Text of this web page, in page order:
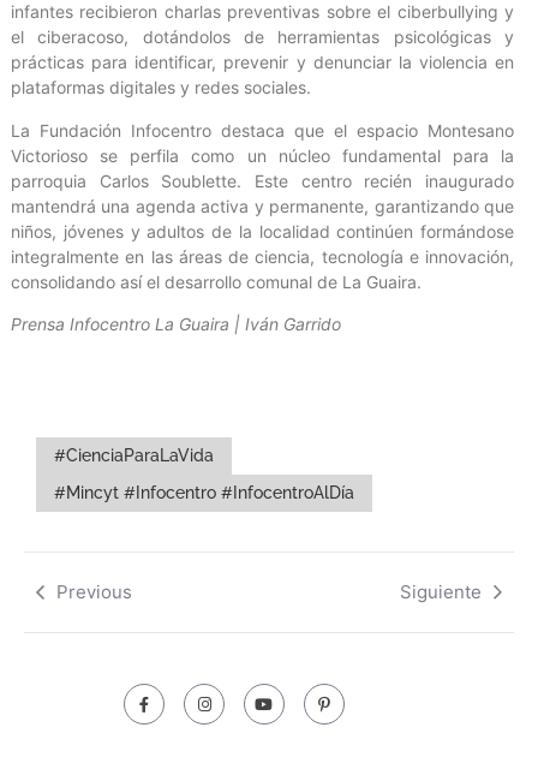
infantes recibieron charlas preventivas sobre el ciberbullying y
el ciberacoso, dotándolos de herramientas psicológicas y
prácticas para identificar, prevenir y denunciar la violencia en
plataformas digitales y redes sociales.
La Fundación Infocentro destaca que el espacio Montesano
Victorioso se perfila como un núcleo fundamental para la
parroquia Carlos Soublette. Este centro recién inaugurado
mantendrá una agenda activa y permanente, garantizando que
niños, jóvenes y adultos de la localidad continúen formándose
integralmente en las áreas de ciencia, tecnología e innovación,
consolidando así el desarrollo comunal de La Guaira.
Prensa Infocentro La Guaira | Iván Garrido
#CienciaParaLaVida
#Mincyt #Infocentro #InfocentroAlDía
Previous Siguiente